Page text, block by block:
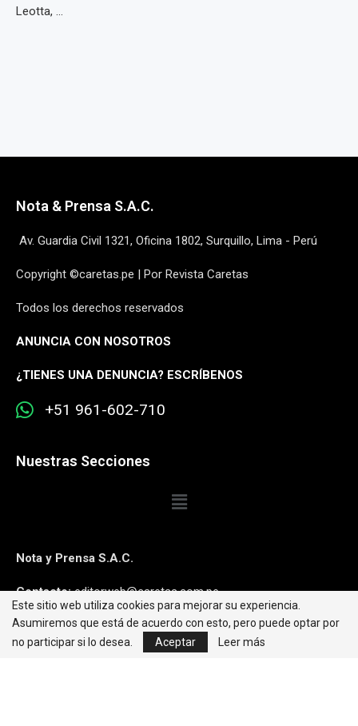
Leotta, ...
Nota & Prensa S.A.C.
Av. Guardia Civil 1321, Oficina 1802, Surquillo, Lima - Perú
Copyright ©caretas.pe | Por Revista Caretas
Todos los derechos reservados
ANUNCIA CON NOSOTROS
¿TIENES UNA DENUNCIA? ESCRÍBENOS
+51 961-602-710
Nuestras Secciones
Nota y Prensa S.A.C.
Contacto:editorweb@caretas.com.pe
Síguenos:
Este sitio web utiliza cookies para mejorar su experiencia.
Asumiremos que está de acuerdo con esto, pero puede optar por
no participar si lo desea.
Aceptar Leer más